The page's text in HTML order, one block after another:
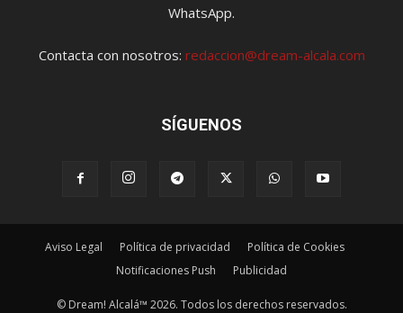
WhatsApp.
Contacta con nosotros: redaccion@dream-alcala.com
SÍGUENOS
Aviso Legal Política de privacidad
Política de Cookies
Notificaciones Push
Publicidad
© Dream! Alcalá™ 2026. Todos los derechos reservados.